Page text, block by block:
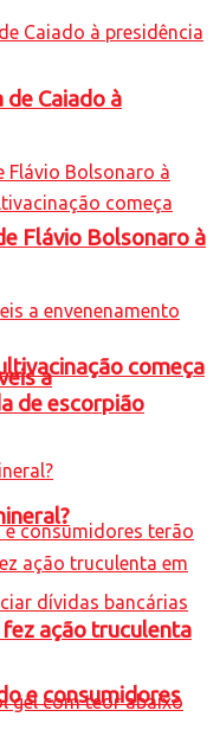
começa
e consumidores
Caiado à
Flávio Bolsonaro à
a
de escorpião
ação truculenta